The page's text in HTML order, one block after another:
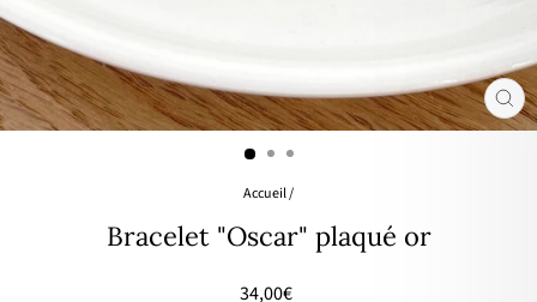
Accueil/
Bracelet "Oscar" plaqué or
Prix
34,00€